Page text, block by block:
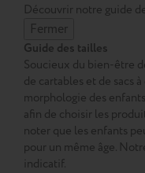
Découvrir notre guide
Fermer
Guide des tailles
Soucieux du bien-être
de cartables et de sacs
morphologie des
afin de choisir les
noter que les enfants
pour un même âge.
indicatif.